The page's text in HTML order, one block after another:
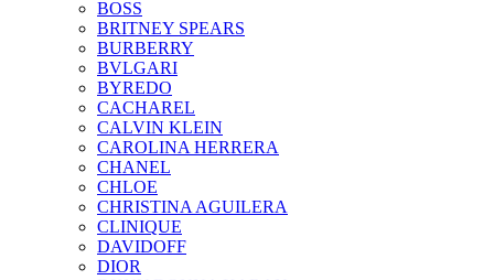
BOSS
BRITNEY SPEARS
BURBERRY
BVLGARI
BYREDO
CACHAREL
CALVIN KLEIN
CAROLINA HERRERA
CHANEL
CHLOE
CHRISTINA AGUILERA
CLINIQUE
DAVIDOFF
DIOR